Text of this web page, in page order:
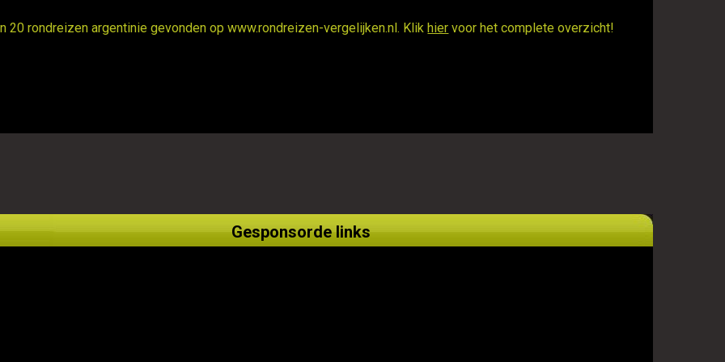
20 rondreizen argentinie gevonden op www.rondreizen-vergelijken.nl. Klikhier voor het complete overzicht!
Gesponsorde links